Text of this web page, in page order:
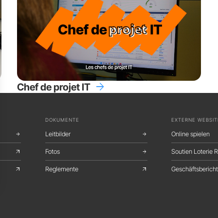
Chef de projet IT arrow_forward
arrow_forward
arrow_outward
arrow_outward
DOKUMENTE
Leitbilder arrow_forward
Fotos arrow_forward
Reglemente arrow_outward
EXTERNE
Online spielen
Soutien Loterie
Geschäftsbericht